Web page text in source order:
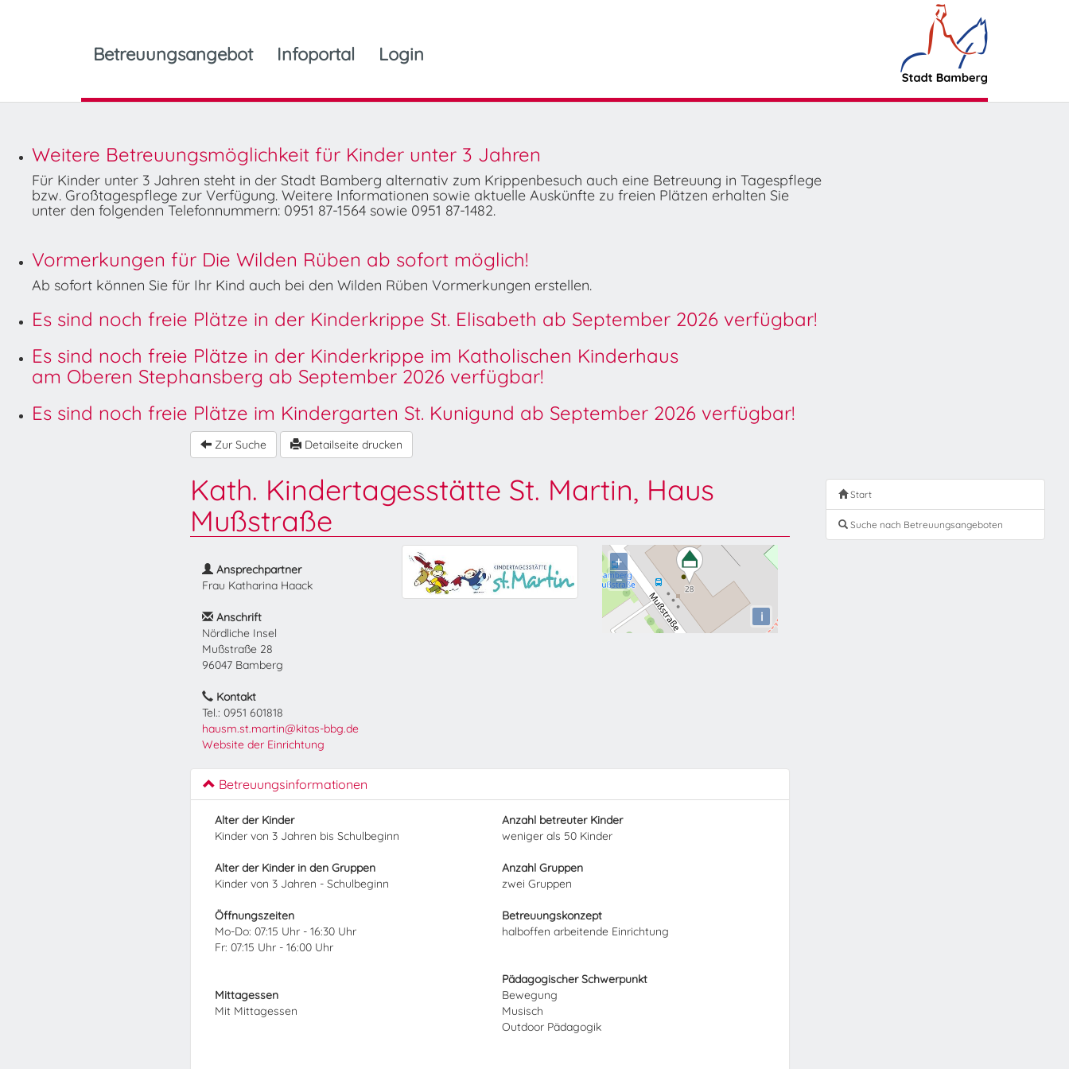
Betreuungsangebot Infoportal Login
Weitere Betreuungsmöglichkeit für Kinder unter 3 Jahren
Für Kinder unter 3 Jahren steht in der Stadt Bamberg alternativ zum Krippenbesuch auch eine Betreuung in Tagespflege
bzw. Großtagespflege zur Verfügung. Weitere Informationen sowie aktuelle Auskünfte zu freien Plätzen erhalten Sie
unter den folgenden Telefonnummern: 0951 87-1564 sowie 0951 87-1482.
Vormerkungen für Die Wilden Rüben ab sofort möglich!
Ab sofort können Sie für Ihr Kind auch bei den Wilden Rüben Vormerkungen erstellen.
Es sind noch freie Plätze in der Kinderkrippe St. Elisabeth ab September 2026 verfügbar!
Es sind noch freie Plätze in der Kinderkrippe im Katholischen Kinderhaus
am Oberen Stephansberg ab September 2026 verfügbar!
Es sind noch freie Plätze im Kindergarten St. Kunigund ab September 2026 verfügbar!
Zur Suche Detailseite drucken
Kath. Kindertagesstätte St. Martin, Haus
Mußstraße
Ansprechpartner
Frau Katharina Haack
Anschrift
Nördliche Insel
Mußstraße 28
96047 Bamberg
Kontakt
Tel.: 0951 601818
hausm.st.martin@kitas-bbg.de
Website der Einrichtung
+
−
i
Betreuungsinformationen
Alter der Kinder
Kinder von 3 Jahren bis Schulbeginn
Alter der Kinder in den Gruppen
Kinder von 3 Jahren - Schulbeginn
Anzahl betreuter Kinder
weniger als 50 Kinder
Anzahl Gruppen
zwei Gruppen
Öffnungszeiten
Mo-Do: 07:15 Uhr - 16:30 Uhr
Fr: 07:15 Uhr - 16:00 Uhr
Mittagessen
Mit Mittagessen
Betreuungskonzept
halboffen arbeitende Einrichtung
Pädagogischer Schwerpunkt
Bewegung
Musisch
Outdoor Pädagogik
Start
Suche nach Betreuungsangeboten